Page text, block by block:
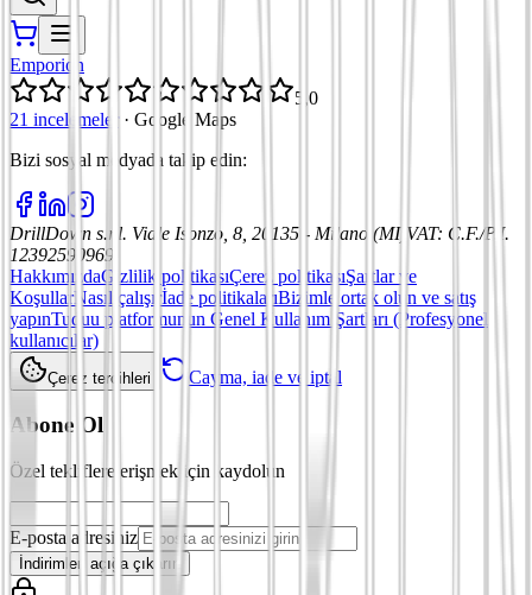
Emporion
5,0
21 incelemeler
· Google Maps
Bizi sosyal medyada takip edin:
DrillDown s.r.l. Viale Isonzo, 8, 20135 - Milano (MI) VAT: C.F./P.I.
12392590969
HakkımızdaGizlilik politikasıÇerez politikasıŞartlar ve
KoşullarNasıl çalışırİade politikalarıBizimle ortak olun ve satış
yapınTuduu platformunun Genel Kullanım Şartları (Profesyonel
kullanıcılar)
Çerez tercihleri Cayma, iade ve iptal
Abone Ol
Özel tekliflere erişmek için kaydolun
E-posta adresiniz
İndirimleri açığa çıkarın